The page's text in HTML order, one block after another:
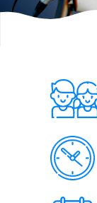
ЗВОНИТЕ ПРЯМО